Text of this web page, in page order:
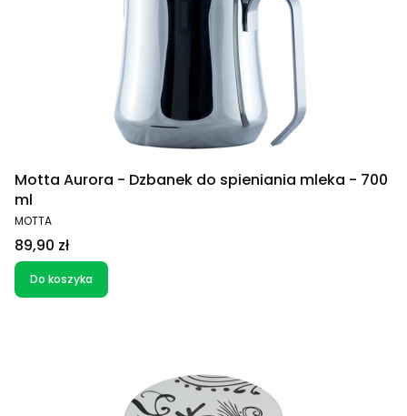
Motta Aurora - Dzbanek do spieniania mleka - 700
ml
PRODUCENT
MOTTA
Cena
89,90 zł
Do koszyka